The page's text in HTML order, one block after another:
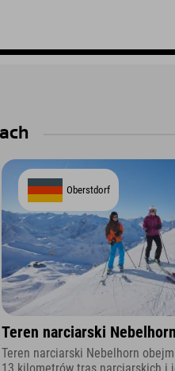
Oberstdorf
Teren narciarski Nebelhorn
Teren narciarski Nebelhorn